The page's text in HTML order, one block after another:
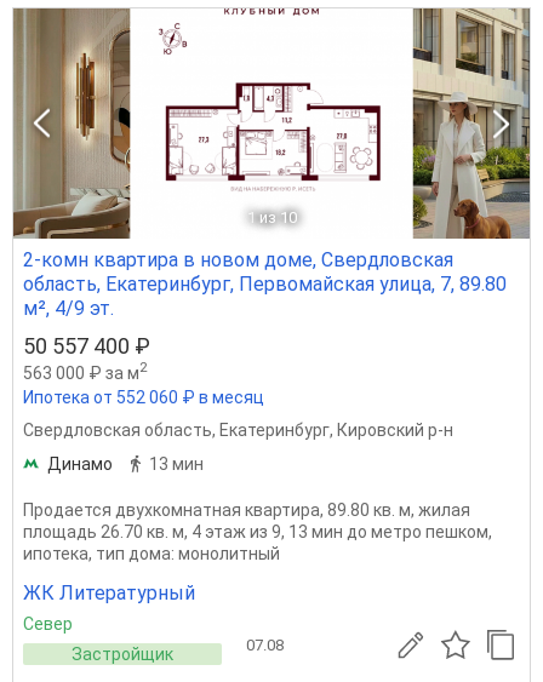
1 из 10
2-комн квартира в новом доме, Свердловская
область, Екатеринбург, Первомайская улица, 7, 89.80
м², 4/9 эт.
50 557 400 ₽
563 000 ₽ за м2
Ипотека от 552 060 ₽ в месяц
Свердловская область, Екатеринбург, Кировский р-н
Динамо
13 мин
Продается двухкомнатная квартира, 89.80 кв. м, жилая
площадь 26.70 кв. м, 4 этаж из 9, 13 мин до метро пешком,
ипотека, тип дома: монолитный
ЖК Литературный
Север
Застройщик
07.08